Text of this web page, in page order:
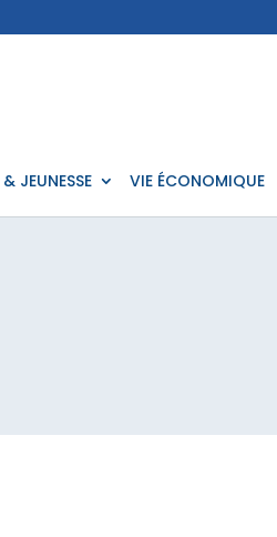
JEUNESSE VIE ÉCONOMIQUE